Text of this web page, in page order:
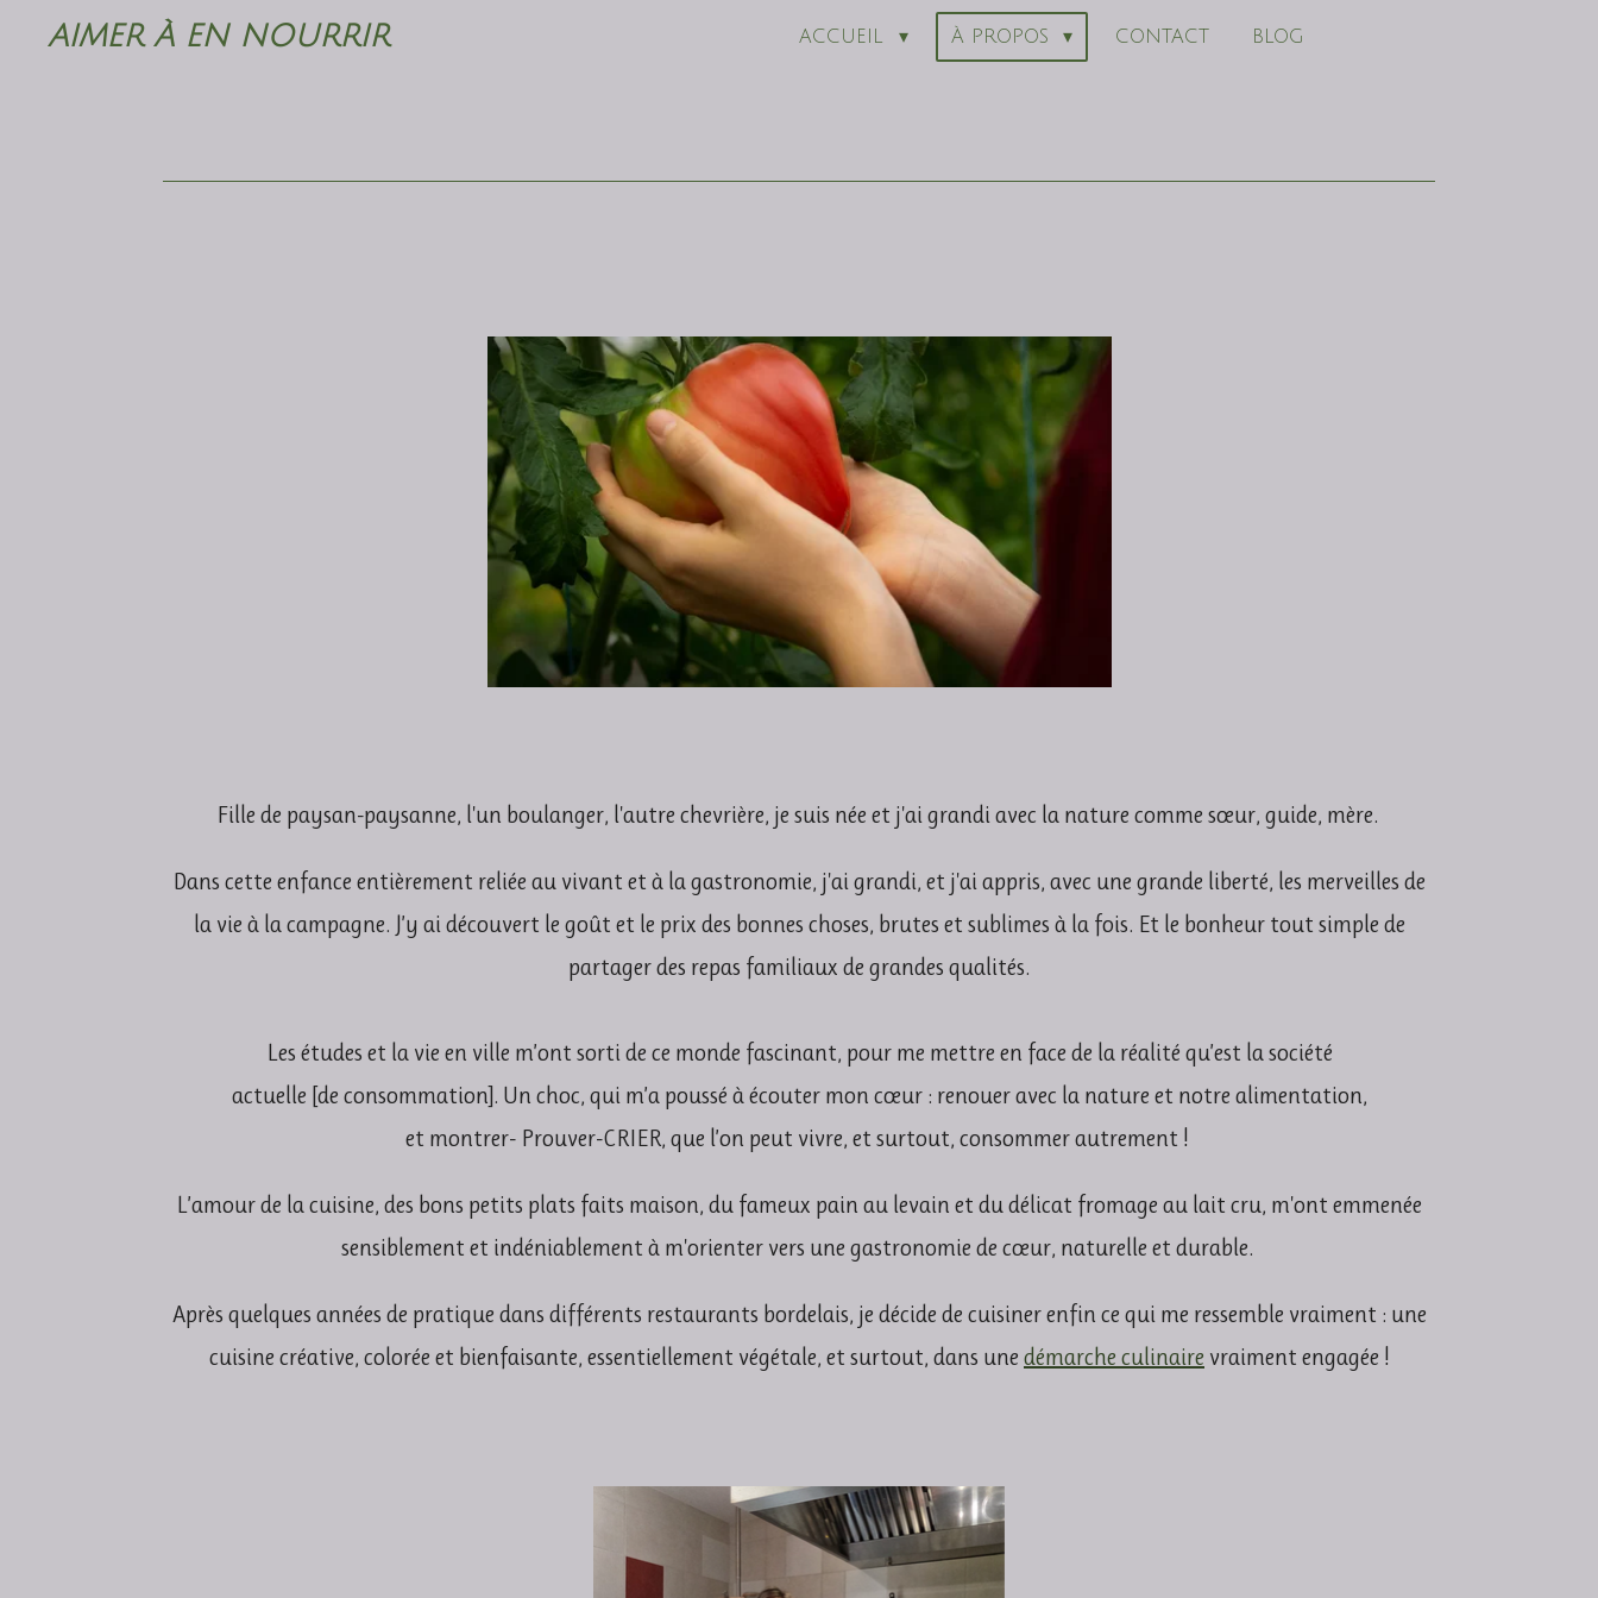
Passer
AIMER À EN NOURRIR ACCUEIL À PROPOS CONTACT BLOG
Fille de paysan-paysanne, l'un boulanger, l'autre chevrière, je suis née et j'ai grandi avec la nature comme sœur, guide, mère.
Dans cette enfance entièrement reliée au vivant et à la gastronomie, j'ai grandi, et j'ai appris, avec une grande liberté, les merveilles de
la vie à la campagne. J’y ai découvert le goût et le prix des bonnes choses, brutes et sublimes à la fois. Et le bonheur tout simple de
partager des repas familiaux de grandes qualités.
Les études et la vie en ville m’ont sorti de ce monde fascinant, pour me mettre en face de la réalité qu’est la société
actuelle [de consommation]. Un choc, qui m’a poussé à écouter mon cœur : renouer avec la nature et notre alimentation,
et montrer- Prouver-CRIER, que l’on peut vivre, et surtout, consommer autrement !
L’amour de la cuisine, des bons petits plats faits maison, du fameux pain au levain et du délicat fromage au lait cru, m'ont emmenée
sensiblement et indéniablement à m'orienter vers une gastronomie de cœur, naturelle et durable.
Après quelques années de pratique dans différents restaurants bordelais, je décide de cuisiner enfin ce qui me ressemble vraiment : une
cuisine créative, colorée et bienfaisante, essentiellement végétale, et surtout, dans une démarche culinaire vraiment engagée !